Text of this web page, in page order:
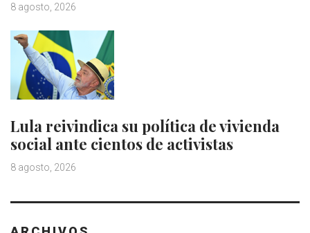
8 agosto, 2026
Lula reivindica su política de vivienda
social ante cientos de activistas
8 agosto, 2026